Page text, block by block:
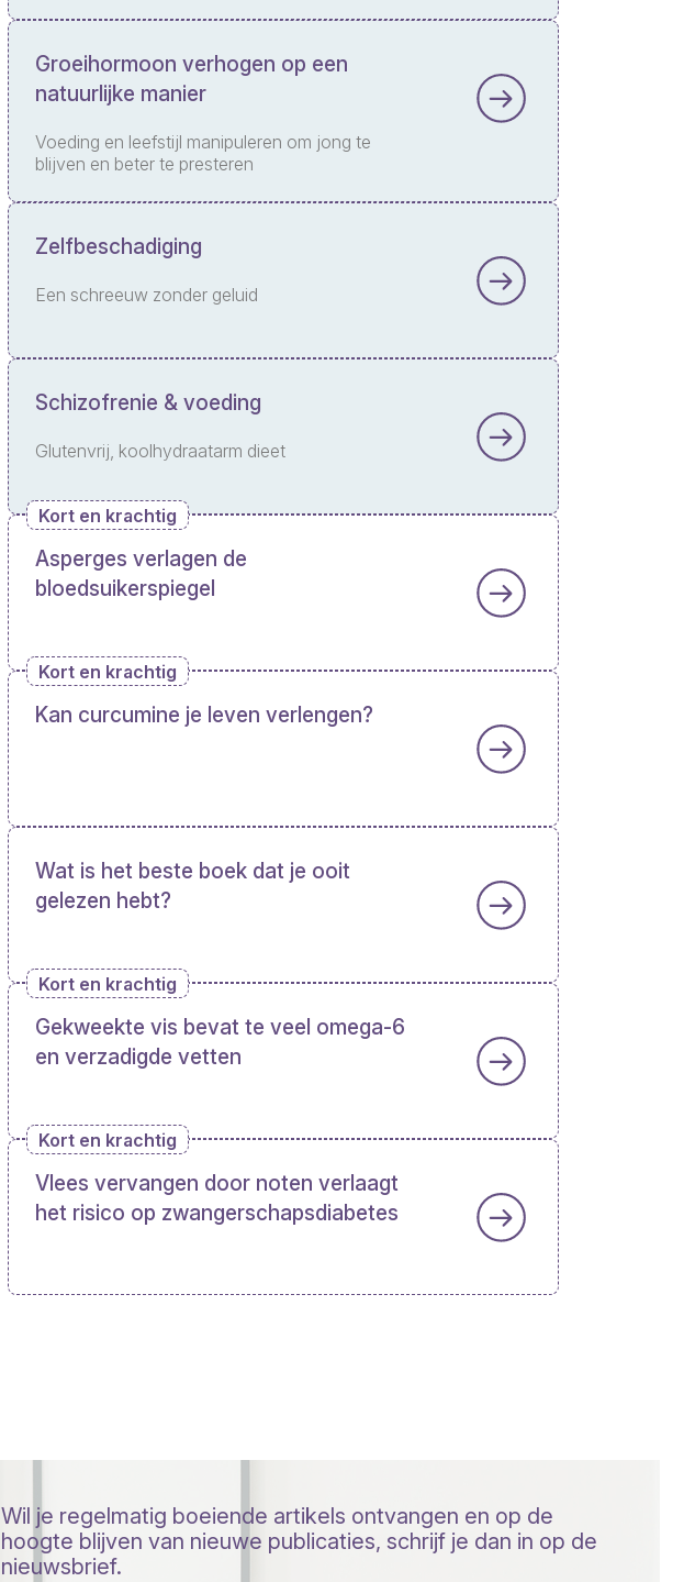
Groeihormoon verhogen op een
natuurlijke manier
Voeding en leefstijl manipuleren om jong te
blijven en beter te presteren
Zelfbeschadiging
Een schreeuw zonder geluid
Schizofrenie & voeding
Glutenvrij, koolhydraatarm dieet
Kort en krachtig
Asperges verlagen de
bloedsuikerspiegel
Kort en krachtig
Kan curcumine je leven verlengen?
Wat is het beste boek dat je ooit
gelezen hebt?
Kort en krachtig
Gekweekte vis bevat te veel omega-6
en verzadigde vetten
Kort en krachtig
Vlees vervangen door noten verlaagt
het risico op zwangerschapsdiabetes
Wil je regelmatig boeiende artikels ontvangen en op de
hoogte blijven van nieuwe publicaties, schrijf je dan in op de
nieuwsbrief.